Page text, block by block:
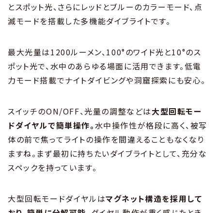
とスポット光、さらにレッドとブルーのカラーモード、点
滅モードを搭載した多機能ダイブライトです。
最大光量は1200ルーメン、100°のワイド光と10°のス
ポット光で、水中のあらゆる場面に活用できます。低電
力モード搭載でナイトダイビングや洞窟探索にも安心。
スイッチのON/OFF、光量の調整などは大型回転モー
ドダイヤルで簡単操作。水中操作性が格段に高く、被写
体の前で焦ってライトの操作を間違えることもなくなり
ますね。まず最初に持ちたいダイブライトとして、充分な
スペックを持っています。
大型回転モードダイヤルはマグネット構造を採用して